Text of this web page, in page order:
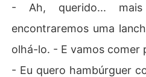
- Ah, querido...
encontraremos uma
olhá-lo. - E vamos comer
- Eu quero hambúrguer